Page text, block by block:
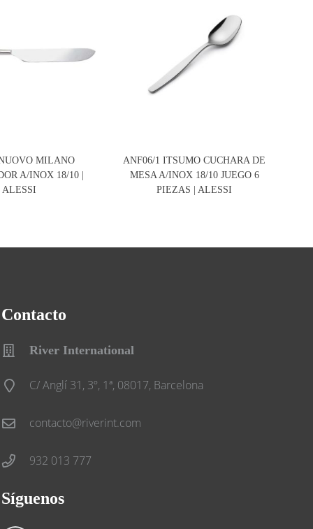
MILANO
A/INOX 18/10 |
ALESSI
ANF06/1 ITSUMO CUCHARA DE
MESA A/INOX 18/10 JUEGO 6
PIEZAS | ALESSI
Contacto
River International
C/ Anglí 31, 3º, 1ª, 08017, Barcelona
contacto@riverint.com
932 013 777
Síguenos